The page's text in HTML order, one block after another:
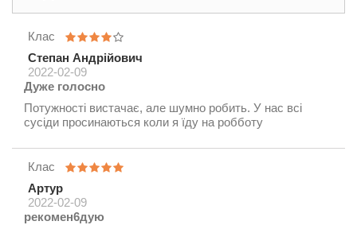
Клас
Степан Андрійович
2022-02-09
Дуже голосно
Потужності вистачає, але шумно робить. У нас всі
сусіди просинаються коли я їду на робботу
Клас
Артур
2022-02-09
рекомен6дую